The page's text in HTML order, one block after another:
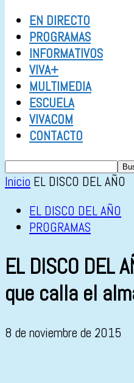
EN DIRECTO
PROGRAMAS
INFORMATIVOS
VIVA+
MULTIMEDIA
ESCUELA
VIVACOM
CONTACTO
Inicio EL DISCO DEL AÑO
EL DISCO DEL AÑO
PROGRAMAS
EL DISCO DEL
que calla el
8 de noviembre de 2015